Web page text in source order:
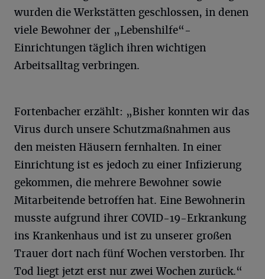
wurden die Werkstätten geschlossen, in denen
viele Bewohner der „Lebenshilfe“-
Einrichtungen täglich ihren wichtigen
Arbeitsalltag verbringen.
Fortenbacher erzählt: „Bisher konnten wir das
Virus durch unsere Schutzmaßnahmen aus
den meisten Häusern fernhalten. In einer
Einrichtung ist es jedoch zu einer Infizierung
gekommen, die mehrere Bewohner sowie
Mitarbeitende betroffen hat. Eine Bewohnerin
musste aufgrund ihrer COVID-19-Erkrankung
ins Krankenhaus und ist zu unserer großen
Trauer dort nach fünf Wochen verstorben. Ihr
Tod liegt jetzt erst nur zwei Wochen zurück.“